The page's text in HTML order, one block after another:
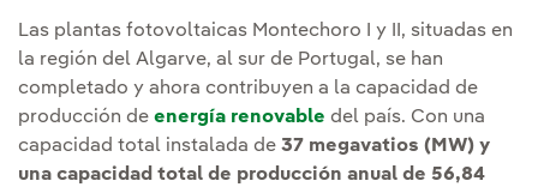
Las plantas fotovoltaicas Montechoro I y II, situadas en
la región del Algarve, al sur de Portugal, se han
completado y ahora contribuyen a la capacidad de
producción de energía renovable del país. Con una
capacidad total instalada de 37 megavatios (MW) y
una capacidad total de producción anual de 56,84